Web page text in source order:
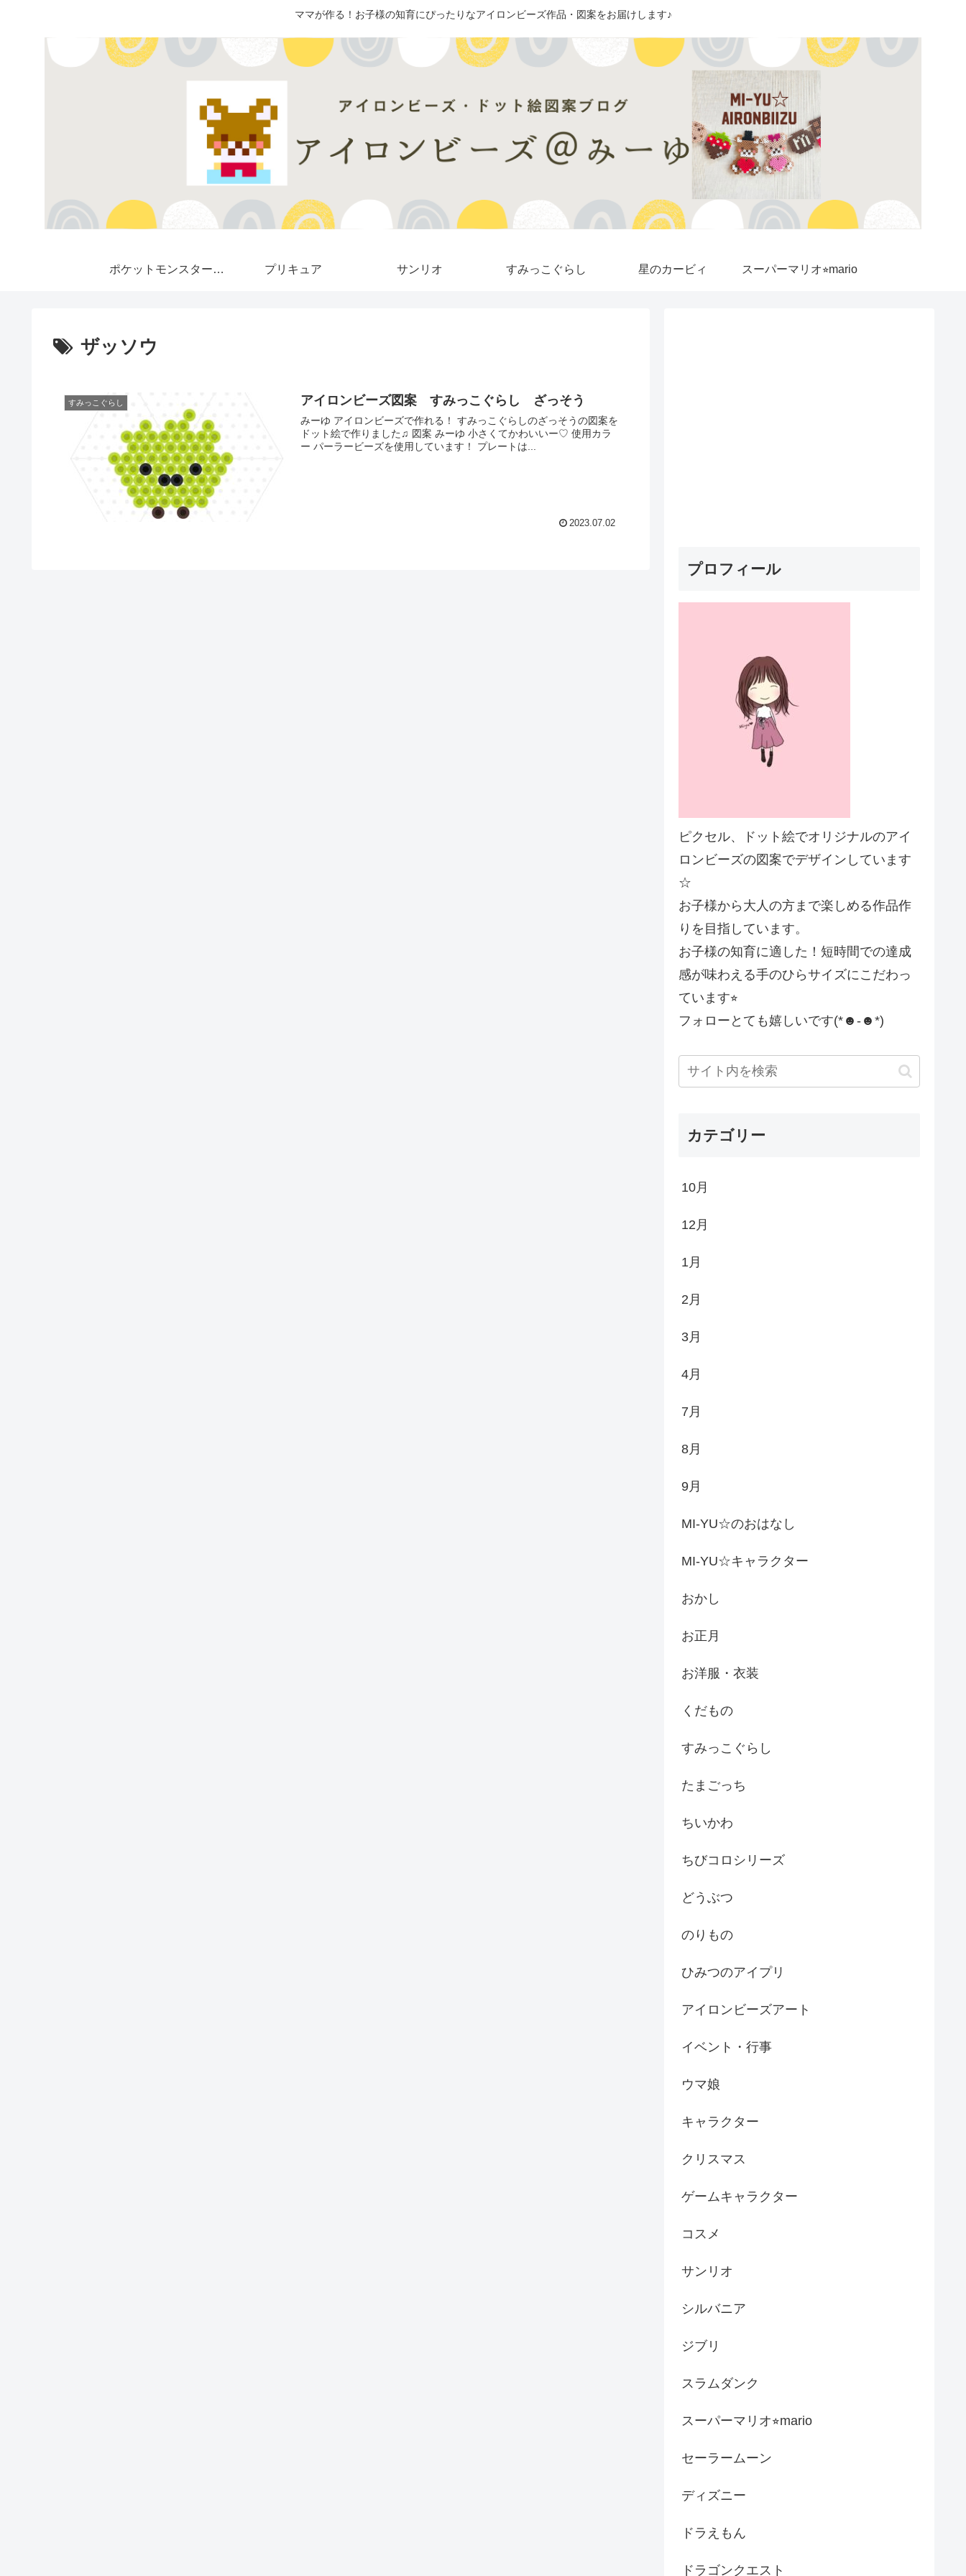
ママが作る！お子様の知育にぴったりなアイロンビーズ作品・図案をお届けします♪
ポケットモンスター★ プリキュア サンリオ すみっこぐらし 星のカービィ スーパーマリオ⭐︎mario
ザッソウ
すみっこぐらし アイロンビーズ図案 すみっこぐらし ざっそう
みーゆ アイロンビーズで作れる！ すみっこぐらしのざっそうの図案を
ドット絵で作りました♫ 図案 みーゆ 小さくてかわいいー♡ 使用カラ
ー パーラービーズを使用しています！ プレートは...
2023.07.02
プロフィール
ピクセル、ドット絵でオリジナルのアイ
ロンビーズの図案でデザインしています
☆
お子様から大人の方まで楽しめる作品作
りを目指しています。
お子様の知育に適した！短時間での達成
感が味わえる手のひらサイズにこだわっ
ています⭐︎
フォローとても嬉しいです(*☻-☻*)
カテゴリー
10月
12月
1月
2月
3月
4月
7月
8月
9月
MI-YU☆のおはなし
MI-YU☆キャラクター
おかし
お正月
お洋服・衣装
くだもの
すみっこぐらし
たまごっち
ちいかわ
ちびコロシリーズ
どうぶつ
のりもの
ひみつのアイプリ
アイロンビーズアート
イベント・行事
ウマ娘
キャラクター
クリスマス
ゲームキャラクター
コスメ
サンリオ
シルバニア
ジブリ
スラムダンク
スーパーマリオ⭐︎mario
セーラームーン
ディズニー
ドラえもん
ドラゴンクエスト